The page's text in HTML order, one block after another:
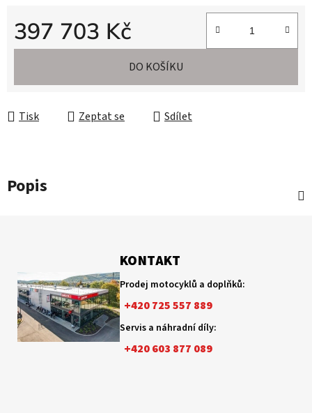
397 703 Kč
Měrná cena:
DO KOŠÍKU
Tisk Zeptat se Sdílet
Popis
KONTAKT
Prodej motocyklů a doplňků:
+420 725 557 889
Servis a náhradní díly:
+420 603 877 089